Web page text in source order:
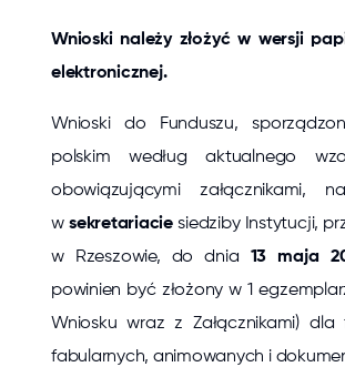
Wnioski należy złożyć w wersji
elektronicznej.
Wnioski do Funduszu,
polskim według aktualnego
obowiązującymi załącznikami,
wsekretariaciesiedziby Instytucji,
w Rzeszowie, do dnia 13 maja
powinien być złożony w 1
Wniosku wraz z Załącznikami) dla
fabularnych, animowanych i